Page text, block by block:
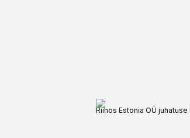
Riihos Estonia OÜ